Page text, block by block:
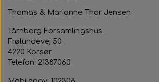
Thomas & Marianne Thor Jensen
Tårnborg Forsamlingshus
Frølundevej 50
4220 Korsør
Telefon: 21387060